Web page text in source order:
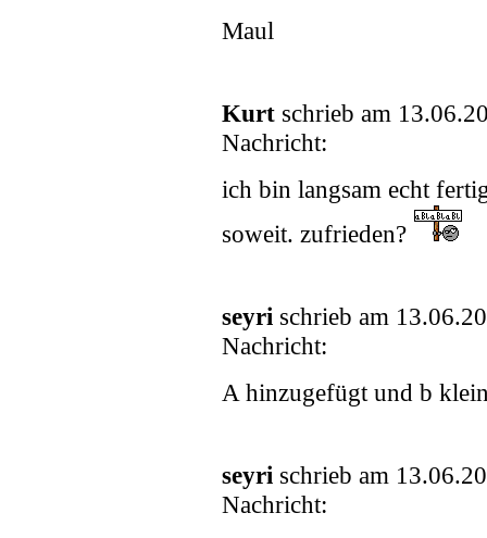
Maul
Kurt schrieb am
Nachricht:
ich bin langsam echt
soweit. zufrieden?
seyri schrieb am
Nachricht:
A hinzugefügt und b
seyri schrieb am
Nachricht: